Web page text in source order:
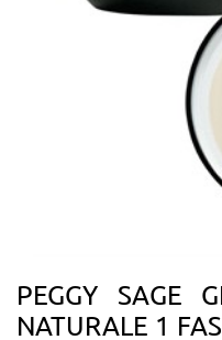
PEGGY SAGE
NATURALE 1